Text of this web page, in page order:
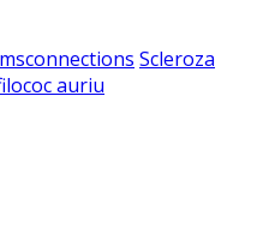
msconnections Scleroza
auriu